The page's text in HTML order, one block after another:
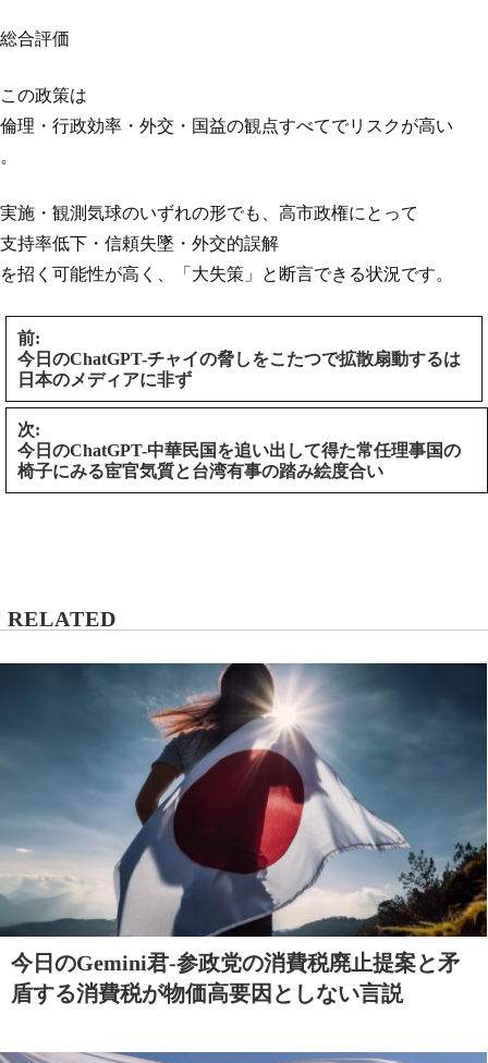
総合評価
この政策は
倫理・行政効率・外交・国益の観点すべてでリスクが高い
。
実施・観測気球のいずれの形でも、高市政権にとって
支持率低下・信頼失墜・外交的誤解
を招く可能性が高く、「大失策」と断言できる状況です。
前:
今日のChatGPT-チャイの脅しをこたつで拡散扇動するは
日本のメディアに非ず
次:
今日のChatGPT-中華民国を追い出して得た常任理事国の
椅子にみる宦官気質と台湾有事の踏み絵度合い
RELATED
今日のGemini君-参政党の消費税廃止提案と矛
盾する消費税が物価高要因としない言説